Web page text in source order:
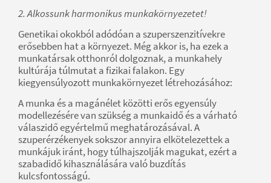
2. Alkossunk harmonikus munkakörnyezetet!
Genetikai okokból adódóan a szuperszenzitívekre
erősebben hat a környezet. Még akkor is, ha ezek a
munkatársak otthonról dolgoznak, a munkahely
kultúrája túlmutat a fizikai falakon. Egy
kiegyensúlyozott munkakörnyezet létrehozásához:
A munka és a magánélet közötti erős egyensúly
modellezésére van szükség a munkaidő és a várható
válaszidő egyértelmű meghatározásával. A
szuperérzékenyek sokszor annyira elkötelezettek a
munkájuk iránt, hogy túlhajszolják magukat, ezért a
szabadidő kihasználására való buzdítás
kulcsfontosságú.